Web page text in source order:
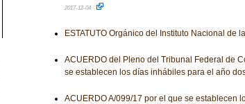
2017-12-04
ESTATUTO Orgánico del Instituto Nacional de
ACUERDO del Pleno del Tribunal Federal de
se establecen los días inhábiles para el año
ACUERDO A/099/17 por el que se establecen